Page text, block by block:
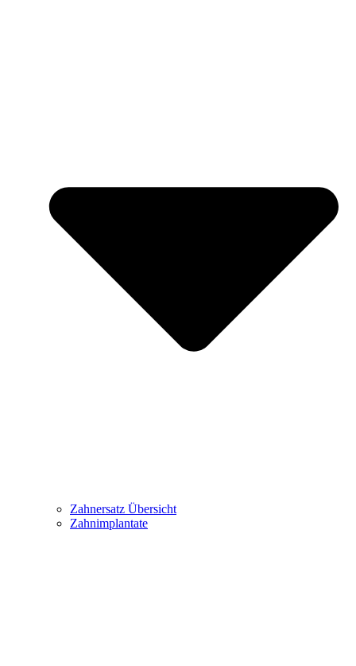
Zahnersatz Übersicht
Zahnimplantate